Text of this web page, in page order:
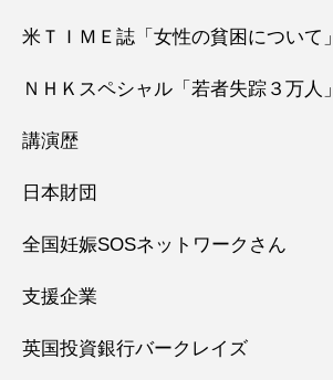
米ＴＩＭＥ誌「女性の貧困について」
ＮＨＫスペシャル「若者失踪３万人」
講演歴
日本財団
全国妊娠SOSネットワークさん
支援企業
英国投資銀行バークレイズ